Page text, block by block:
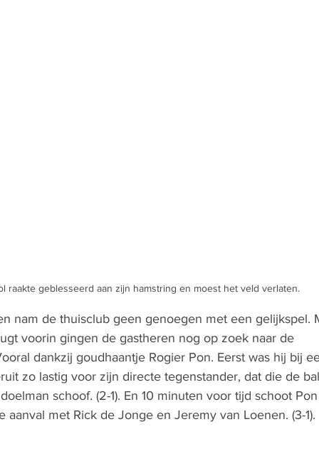
raakte geblesseerd aan zijn hamstring en moest het veld verlaten.
nam de thuisclub geen genoegen met een gelijkspel.
voorin gingen de gastheren nog op zoek naar de
dankzij goudhaantje Rogier Pon. Eerst was hij bij
zo lastig voor zijn directe tegenstander, dat die de
schoof. (2-1). En 10 minuten voor tijd schoot
aanval met Rick de Jonge en Jeremy van Loenen. (3-1).